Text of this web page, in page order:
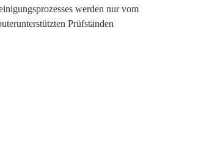
werden nur vom
Prüfständen